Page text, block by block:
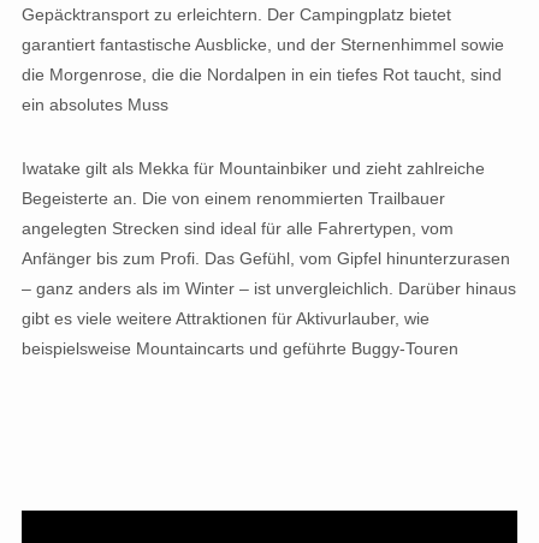
Gepäcktransport zu erleichtern. Der Campingplatz bietet
garantiert fantastische Ausblicke, und der Sternenhimmel sowie
die Morgenrose, die die Nordalpen in ein tiefes Rot taucht, sind
ein absolutes Muss
Iwatake gilt als Mekka für Mountainbiker und zieht zahlreiche
Begeisterte an. Die von einem renommierten Trailbauer
angelegten Strecken sind ideal für alle Fahrertypen, vom
Anfänger bis zum Profi. Das Gefühl, vom Gipfel hinunterzurasen
– ganz anders als im Winter – ist unvergleichlich. Darüber hinaus
gibt es viele weitere Attraktionen für Aktivurlauber, wie
beispielsweise Mountaincarts und geführte Buggy-Touren